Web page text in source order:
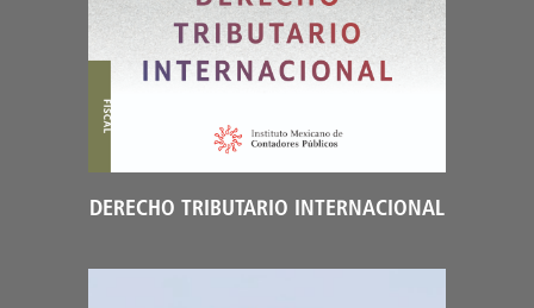
DERECHO TRIBUTARIO INTERNACIONAL